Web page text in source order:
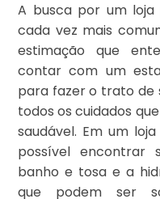
A busca por um
cada vez mais
estimação que
contar com um
para fazer o trato de
todos os cuidados
saudável. Em um
possível encontrar
banho e tosa e a
que podem ser